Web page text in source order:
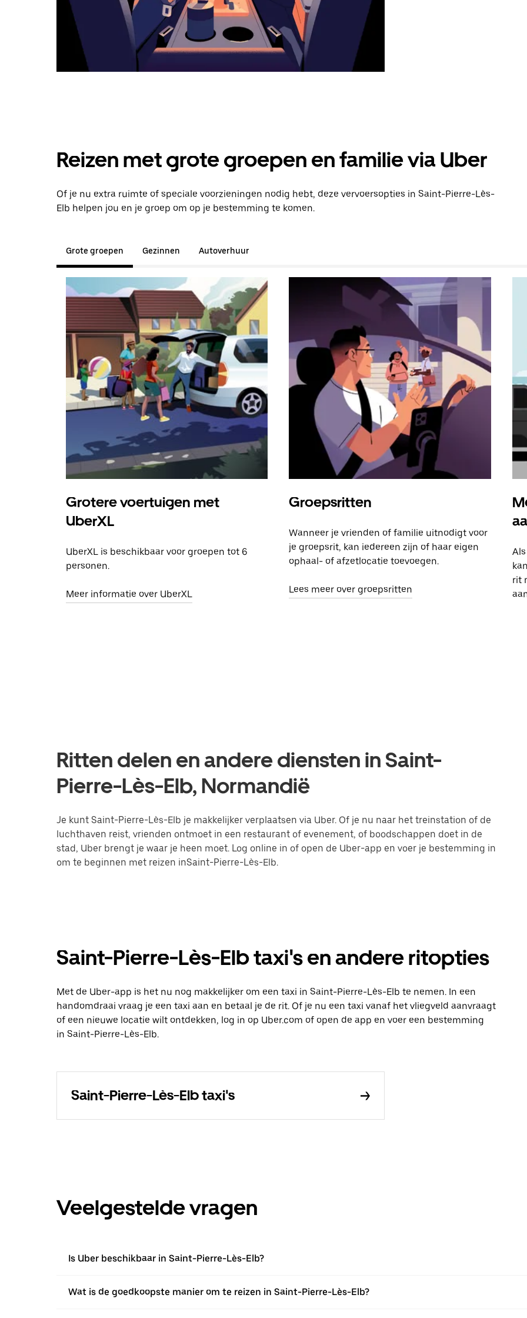
Reizen met grote groepen en familie via Uber
Of je nu extra ruimte of speciale voorzieningen nodig hebt, deze vervoersopties in Saint-Pierre-Lès-
Elb helpen jou en je groep om op je bestemming te komen.
Grote groepen Gezinnen Autoverhuur
Grotere voertuigen met
UberXL
UberXL is beschikbaar voor groepen tot 6
personen.
Meer informatie over UberXL
Groepsritten
Wanneer je vrienden of familie uitnodigt voor
je groepsrit, kan iedereen zijn of haar eigen
ophaal- of afzetlocatie toevoegen.
Lees meer over groepsritten
rit
Ritten delen en andere diensten in Saint-
Pierre-Lès-Elb, Normandië
Je kunt Saint-Pierre-Lès-Elb je makkelijker verplaatsen via Uber. Of je nu naar het treinstation of de
luchthaven reist, vrienden ontmoet in een restaurant of evenement, of boodschappen doet in de
stad, Uber brengt je waar je heen moet. Log online in of open de Uber-app en voer je bestemming in
om te beginnen met reizen inSaint-Pierre-Lès-Elb.
Saint-Pierre-Lès-Elb taxi's en andere ritopties
Met de Uber-app is het nu nog makkelijker om een taxi in Saint-Pierre-Lès-Elb te nemen. In een
handomdraai vraag je een taxi aan en betaal je de rit. Of je nu een taxi vanaf het vliegveld aanvraagt
of een nieuwe locatie wilt ontdekken, log in op Uber.com of open de app en voer een bestemming
in Saint-Pierre-Lès-Elb.
Saint-Pierre-Lès-Elb taxi's
Veelgestelde vragen
Is Uber beschikbaar in Saint-Pierre-Lès-Elb?
Wat is de goedkoopste manier om te reizen in Saint-Pierre-Lès-Elb?